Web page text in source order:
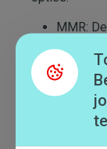
MMR:
op basis
verbruik
AMR: U
per
tab